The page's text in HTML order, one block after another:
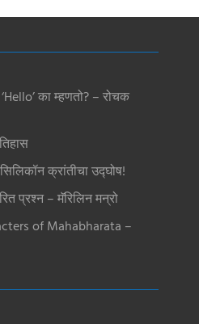
का म्हणतो? – रोचक
क्रांतीचा उद्घोष!
प्रश्न – मॅरिलिन मन्रो
of Mahabharata –